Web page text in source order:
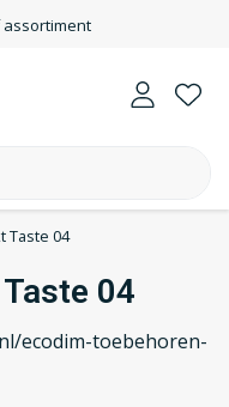
Taste 04
04
ecodim-toebehoren-